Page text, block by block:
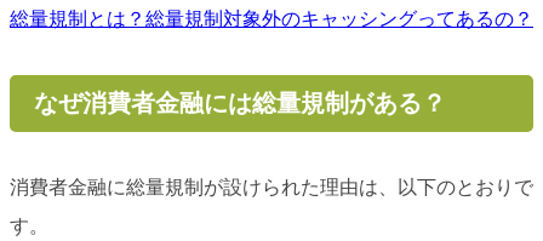
総量規制とは？総量規制対象外のキャッシングってあるの？
なぜ消費者金融には総量規制がある？
消費者金融に総量規制が設けられた理由は、以下のとおりで
す。